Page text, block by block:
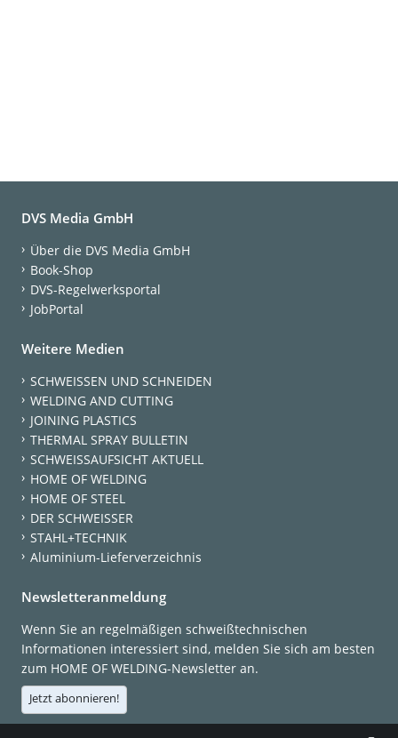
DVS Media GmbH
Über die DVS Media GmbH
Book-Shop
DVS-Regelwerksportal
JobPortal
Weitere Medien
SCHWEISSEN UND SCHNEIDEN
WELDING AND CUTTING
JOINING PLASTICS
THERMAL SPRAY BULLETIN
SCHWEISSAUFSICHT AKTUELL
HOME OF WELDING
HOME OF STEEL
DER SCHWEISSER
STAHL+TECHNIK
Aluminium-Lieferverzeichnis
Newsletteranmeldung
Wenn Sie an regelmäßigen schweißtechnischen
Informationen interessiert sind, melden Sie sich am besten
zum HOME OF WELDING-Newsletter an.
Jetzt abonnieren!